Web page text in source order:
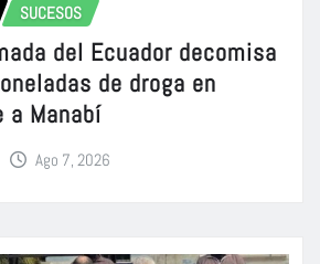
SUCESOS
del Ecuador decomisa
de droga en
Manabí
Ago 7, 2026